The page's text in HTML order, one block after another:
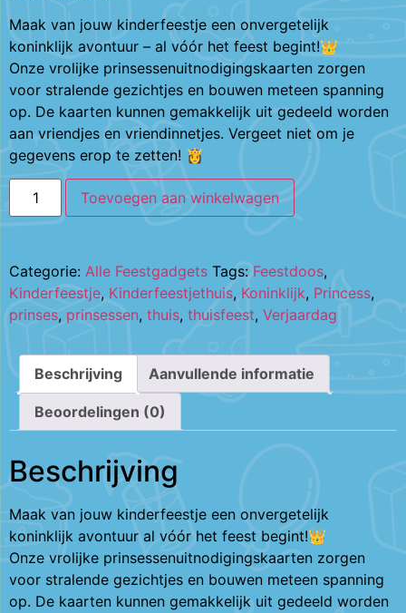
Maak van jouw kinderfeestje een onvergetelijk
koninklijk avontuur – al vóór het feest begint!👑
Onze vrolijke prinsessenuitnodigingskaarten zorgen
voor stralende gezichtjes en bouwen meteen spanning
op. De kaarten kunnen gemakkelijk uit gedeeld worden
aan vriendjes en vriendinnetjes. Vergeet niet om je
gegevens erop te zetten! 👸
Toevoegen aan winkelwagen
Categorie: Alle Feestgadgets Tags: Feestdoos,
Kinderfeestje, Kinderfeestjethuis, Koninklijk, Princess,
prinses, prinsessen, thuis, thuisfeest, Verjaardag
Beschrijving Aanvullende informatie
Beoordelingen (0)
Beschrijving
Maak van jouw kinderfeestje een onvergetelijk
koninklijk avontuur al vóór het feest begint!👑
Onze vrolijke prinsessenuitnodigingskaarten zorgen
voor stralende gezichtjes en bouwen meteen spanning
op. De kaarten kunnen gemakkelijk uit gedeeld worden